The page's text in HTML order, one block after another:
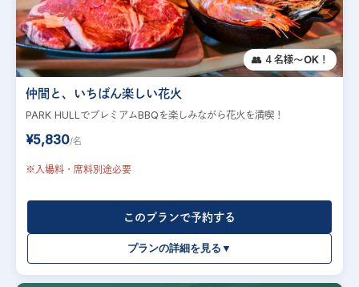
👥 ４名様～OK！
仲間と、いちばん楽しい花火
PARK HULLでプレミアムBBQを楽しみながら花火を満喫！
¥5,830/名
※入場料・席料別途必要
このプランで予約する
プランの詳細を見る▼